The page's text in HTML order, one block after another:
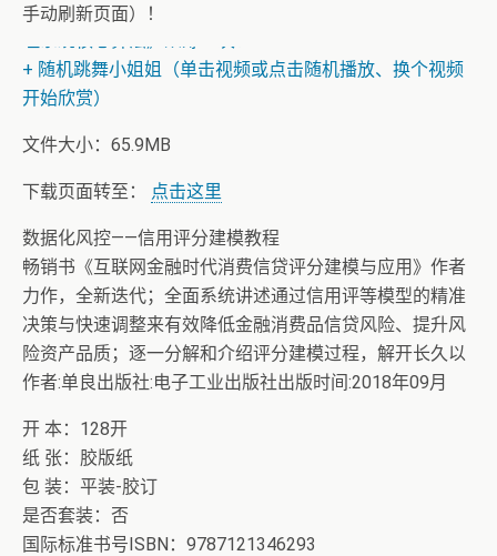
手动刷新页面）！
+ 恭喜IP为180.201.1.217的网友为电子书籍《动力电池管
+ 随机跳舞小姐姐（单击视频或点击随机播放、换个视频
开始欣赏）
文件大小：65.9MB
下载页面转至： 点击这里
数据化风控——信用评分建模教程
畅销书《互联网金融时代消费信贷评分建模与应用》作者
力作，全新迭代；全面系统讲述通过信用评等模型的精准
决策与快速调整来有效降低金融消费品信贷风险、提升风
险资产品质；逐一分解和介绍评分建模过程，解开长久以
作者:单良出版社:电子工业出版社出版时间:2018年09月
开 本：128开
纸 张：胶版纸
包 装：平装-胶订
是否套装：否
国际标准书号ISBN：9787121346293